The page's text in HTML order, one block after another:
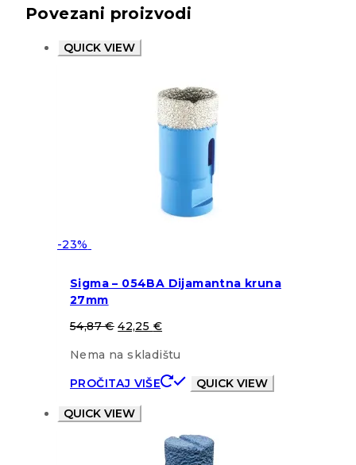
Povezani proizvodi
QUICK VIEW
-23%
Sigma – 054BA Dijamantna kruna
27mm
54,87€ 42,25 €
Nema na skladištu
PROČITAJ VIŠE
QUICK VIEW
QUICK VIEW